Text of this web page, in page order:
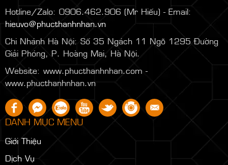
Hotline/Zalo: 0906.462.906 (Mr Hiếu) - Email:
hieuvo@phucthanhnhan.vn
Chi Nhánh Hà Nội: Số 35 Ngách 11 Ngõ 1295 Đường
Giải Phóng, P. Hoàng Mai, Hà Nội.
Website: www.phucthanhnhan.com -
www.phucthanhnhan.vn
DANH MỤC MENU
Giới Thiệu
Dịch Vụ